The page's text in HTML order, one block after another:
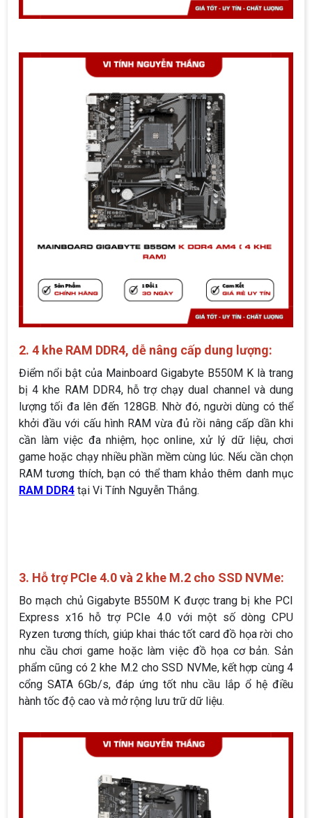
2. 4 khe RAM DDR4, dễ nâng cấp dung lượng:
Điểm nổi bật của Mainboard Gigabyte B550M K là trang
bị 4 khe RAM DDR4, hỗ trợ chạy dual channel và dung
lượng tối đa lên đến 128GB. Nhờ đó, người dùng có thể
khởi đầu với cấu hình RAM vừa đủ rồi nâng cấp dần khi
cần làm việc đa nhiệm, học online, xử lý dữ liệu, chơi
game hoặc chạy nhiều phần mềm cùng lúc. Nếu cần chọn
RAM tương thích, bạn có thể tham khảo thêm danh mục
RAM DDR4 tại Vi Tính Nguyễn Thắng.
3. Hỗ trợ PCIe 4.0 và 2 khe M.2 cho SSD NVMe:
Bo mạch chủ Gigabyte B550M K được trang bị khe PCI
Express x16 hỗ trợ PCIe 4.0 với một số dòng CPU
Ryzen tương thích, giúp khai thác tốt card đồ họa rời cho
nhu cầu chơi game hoặc làm việc đồ họa cơ bản. Sản
phẩm cũng có 2 khe M.2 cho SSD NVMe, kết hợp cùng 4
cổng SATA 6Gb/s, đáp ứng tốt nhu cầu lắp ổ hệ điều
hành tốc độ cao và mở rộng lưu trữ dữ liệu.